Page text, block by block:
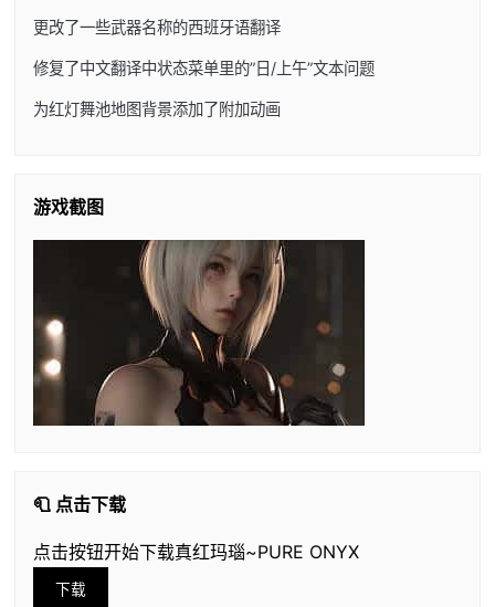
更改了一些武器名称的西班牙语翻译
修复了中文翻译中状态菜单里的”日/上午”文本问题
为红灯舞池地图背景添加了附加动画
游戏截图
🧻 点击下载
点击按钮开始下载真红玛瑙~PURE ONYX
下载